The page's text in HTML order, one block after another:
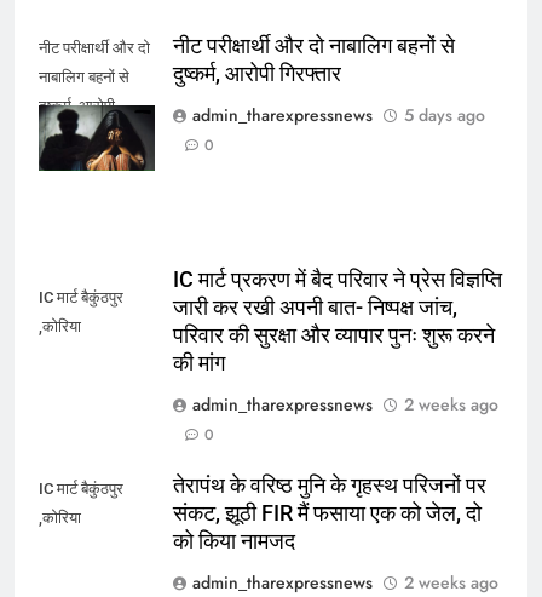
नीट परीक्षार्थी और दो
नाबालिग बहनों से
दुष्कर्म, आरोपी
गिरफ्तार
नीट परीक्षार्थी और दो नाबालिग बहनों से
दुष्कर्म, आरोपी गिरफ्तार
admin_tharexpressnews
5 days ago
0
IC मार्ट बैकुंठपुर
,कोरिया
IC मार्ट प्रकरण में बैद परिवार ने प्रेस विज्ञप्ति
जारी कर रखी अपनी बात- निष्पक्ष जांच,
परिवार की सुरक्षा और व्यापार पुनः शुरू करने
की मांग
admin_tharexpressnews
2 weeks ago
0
IC मार्ट बैकुंठपुर
,कोरिया
तेरापंथ के वरिष्ठ मुनि के गृहस्थ परिजनों पर
संकट, झूठी FIR मैं फसाया एक को जेल, दो
को किया नामजद
admin_tharexpressnews
2 weeks ago